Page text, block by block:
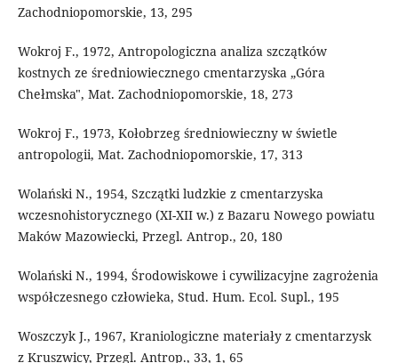
Zachodniopomorskie, 13, 295
Wokroj F., 1972, Antropologiczna analiza szczątków
kostnych ze średniowiecznego cmentarzyska „Góra
Chełmska", Mat. Zachodniopomorskie, 18, 273
Wokroj F., 1973, Kołobrzeg średniowieczny w świetle
antropologii, Mat. Zachodniopomorskie, 17, 313
Wolański N., 1954, Szczątki ludzkie z cmentarzyska
wczesnohistorycznego (XI-XII w.) z Bazaru Nowego powiatu
Maków Mazowiecki, Przegl. Antrop., 20, 180
Wolański N., 1994, Środowiskowe i cywilizacyjne zagrożenia
współczesnego człowieka, Stud. Hum. Ecol. Supl., 195
Woszczyk J., 1967, Kraniologiczne materiały z cmentarzysk
z Kruszwicy, Przegl. Antrop., 33, 1, 65